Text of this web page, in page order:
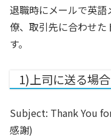
退職時にメールで英
僚、取引先に合わせ
す。
1)上司に送る場
Subject: Thank You
感謝)